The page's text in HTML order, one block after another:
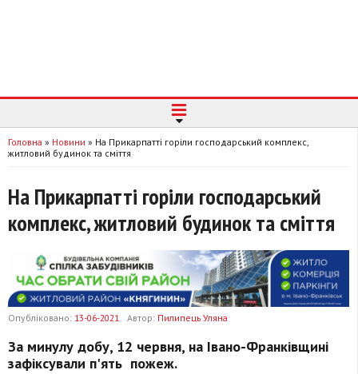
Головна » Новини » На Прикарпатті горіли господарський комплекс,
житловий будинок та сміття
На Прикарпатті горіли господарський
комплекс, житловий будинок та сміття
Опубліковано: 13-06-2021 Автор: Пилипець Уляна
За минулу добу, 12 червня, на Івано-Франківщині
зафіксували п'ять пожеж.